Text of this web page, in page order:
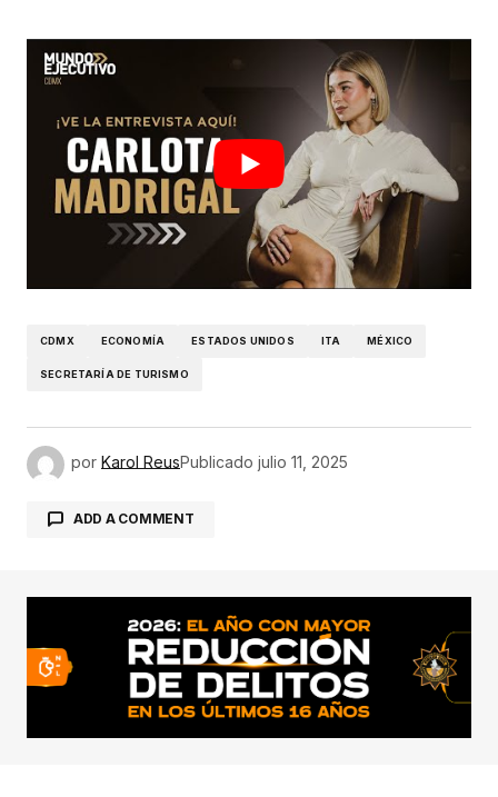
CDMX ECONOMÍA ESTADOS UNIDOS ITA MÉXICO
SECRETARÍA DE TURISMO
por Karol ReusPublicado julio 11, 2025
ADD A COMMENT
conectado